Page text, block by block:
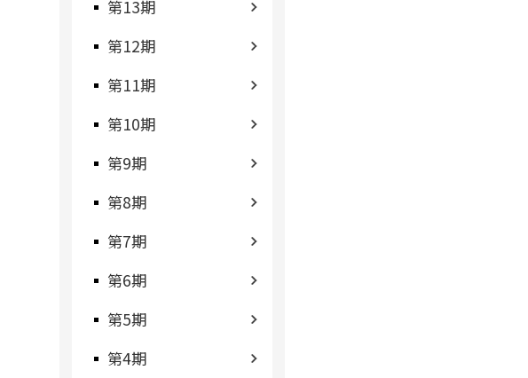
第13期
第12期
第11期
第10期
第9期
第8期
第7期
第6期
第5期
第4期